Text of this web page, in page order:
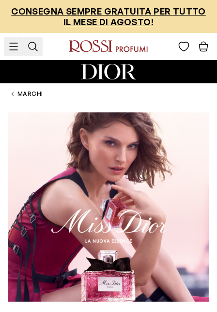
CONSEGNA SEMPRE GRATUITA PER TUTTO
IL MESE DI AGOSTO!
MARCHI